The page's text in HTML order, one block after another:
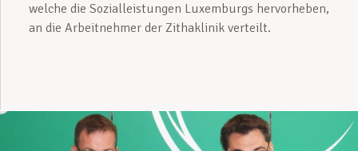
welche die Sozialleistungen Luxemburgs hervorheben,
an die Arbeitnehmer der Zithaklinik verteilt.